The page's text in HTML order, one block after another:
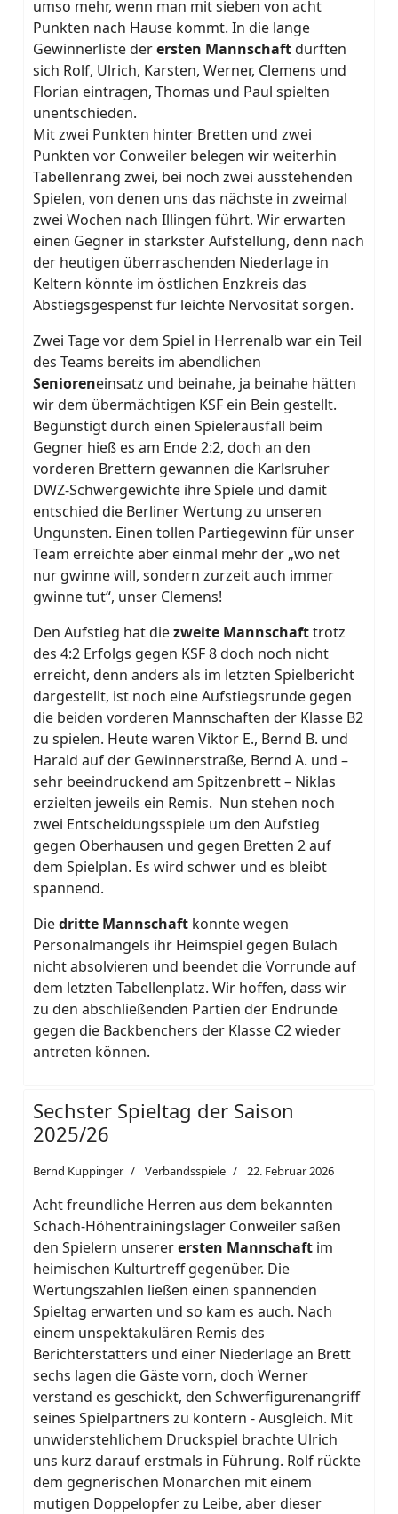
umso mehr, wenn man mit sieben von acht
Punkten nach Hause kommt. In die lange
Gewinnerliste derersten Mannschaftdurften
sich Rolf, Ulrich, Karsten, Werner, Clemens und
Florian eintragen, Thomas und Paul spielten
unentschieden.
Mit zwei Punkten hinter Bretten und zwei
Punkten vor Conweiler belegen wir weiterhin
Tabellenrang zwei, bei noch zwei ausstehenden
Spielen, von denen uns das nächste in zweimal
zwei Wochen nach Illingen führt. Wir erwarten
einen Gegner in stärkster Aufstellung, denn nach
der heutigen überraschenden Niederlage in
Keltern könnte im östlichen Enzkreis das
Abstiegsgespenst für leichte Nervosität sorgen.
Zwei Tage vor dem Spiel in Herrenalb war ein Teil
des Teams bereits im abendlichen
Senioreneinsatz und beinahe, ja beinahe hätten
wir dem übermächtigen KSF ein Bein gestellt.
Begünstigt durch einen Spielerausfall beim
Gegner hieß es am Ende 2:2, doch an den
vorderen Brettern gewannen die Karlsruher
DWZ-Schwergewichte ihre Spiele und damit
entschied die Berliner Wertung zu unseren
Ungunsten. Einen tollen Partiegewinn für unser
Team erreichte aber einmal mehr der „wo net
nur gwinne will, sondern zurzeit auch immer
gwinne tut“, unser Clemens!
Den Aufstieg hat diezweite Mannschafttrotz
des 4:2 Erfolgs gegen KSF 8 doch noch nicht
erreicht, denn anders als im letzten Spielbericht
dargestellt, ist noch eine Aufstiegsrunde gegen
die beiden vorderen Mannschaften der Klasse B2
zu spielen. Heute waren Viktor E., Bernd B. und
Harald auf der Gewinnerstraße, Bernd A. und –
sehr beeindruckend am Spitzenbrett – Niklas
erzielten jeweils ein Remis. Nun stehen noch
zwei Entscheidungsspiele um den Aufstieg
gegen Oberhausen und gegen Bretten 2 auf
dem Spielplan. Es wird schwer und es bleibt
spannend.
Diedritte Mannschaft konnte wegen
Personalmangels ihr Heimspiel gegen Bulach
nicht absolvieren und beendet die Vorrunde auf
dem letzten Tabellenplatz. Wir hoffen, dass wir
zu den abschließenden Partien der Endrunde
gegen die Backbenchers der Klasse C2 wieder
antreten können.
Sechster Spieltag der Saison
2025/26
Bernd Kuppinger Verbandsspiele 22. Februar 2026
Acht freundliche Herren aus dem bekannten
Schach-Höhentrainingslager Conweiler saßen
den Spielern unsererersten Mannschaft im
heimischen Kulturtreff gegenüber. Die
Wertungszahlen ließen einen spannenden
Spieltag erwarten und so kam es auch. Nach
einem unspektakulären Remis des
Berichterstatters und einer Niederlage an Brett
sechs lagen die Gäste vorn, doch Werner
verstand es geschickt, den Schwerfigurenangriff
seines Spielpartners zu kontern - Ausgleich. Mit
unwiderstehlichem Druckspiel brachte Ulrich
uns kurz darauf erstmals in Führung. Rolf rückte
dem gegnerischen Monarchen mit einem
mutigen Doppelopfer zu Leibe, aber dieser